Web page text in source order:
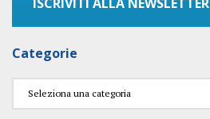
Categorie
Categorie